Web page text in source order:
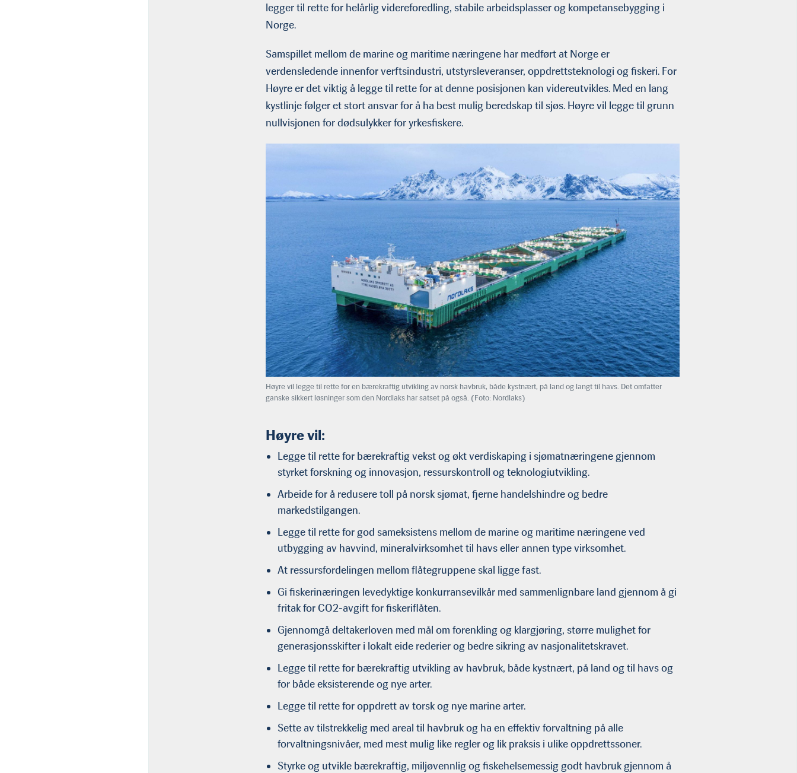
legger til rette for helårlig videreforedling, stabile arbeidsplasser og kompetansebygging i
Norge.
Samspillet mellom de marine og maritime næringene har medført at Norge er
verdensledende innenfor verftsindustri, utstyrsleveranser, oppdrettsteknologi og fiskeri. For
Høyre er det viktig å legge til rette for at denne posisjonen kan videreutvikles. Med en lang
kystlinje følger et stort ansvar for å ha best mulig beredskap til sjøs. Høyre vil legge til grunn
nullvisjonen for dødsulykker for yrkesfiskere.
Høyre vil legge til rette for en bærekraftig utvikling av norsk havbruk, både kystnært, på land og langt til havs. Det omfatter
ganske sikkert løsninger som den Nordlaks har satset på også. (Foto: Nordlaks)
Høyre vil:
Legge til rette for bærekraftig vekst og økt verdiskaping i sjømatnæringene gjennom
styrket forskning og innovasjon, ressurskontroll og teknologiutvikling.
Arbeide for å redusere toll på norsk sjømat, fjerne handelshindre og bedre
markedstilgangen.
Legge til rette for god sameksistens mellom de marine og maritime næringene ved
utbygging av havvind, mineralvirksomhet til havs eller annen type virksomhet.
At ressursfordelingen mellom flåtegruppene skal ligge fast.
Gi fiskerinæringen levedyktige konkurransevilkår med sammenlignbare land gjennom å gi
fritak for CO2-avgift for fiskeriflåten.
Gjennomgå deltakerloven med mål om forenkling og klargjøring, større mulighet for
generasjonsskifter i lokalt eide rederier og bedre sikring av nasjonalitetskravet.
Legge til rette for bærekraftig utvikling av havbruk, både kystnært, på land og til havs og
for både eksisterende og nye arter.
Legge til rette for oppdrett av torsk og nye marine arter.
Sette av tilstrekkelig med areal til havbruk og ha en effektiv forvaltning på alle
forvaltningsnivåer, med mest mulig like regler og lik praksis i ulike oppdrettssoner.
Styrke og utvikle bærekraftig, miljøvennlig og fiskehelsemessig godt havbruk gjennom å